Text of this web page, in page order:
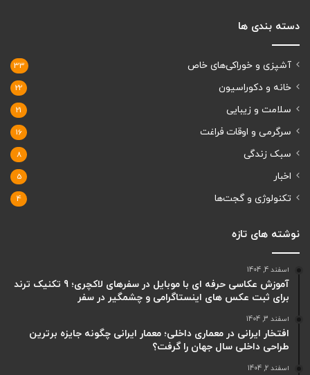
دسته بندی ها
آشپزی و خوراکی‌های خاص 33
خانه و دکوراسیون 22
سلامت و زیبایی 21
سرگرمی و اوقات فراغت 16
سبک زندگی 8
اخبار 5
تکنولوژی و گجت‌ها 4
نوشته های تازه
اسفند 4, 1404
آموزش عکاسی حرفه ای با موبایل در سفرهای لاکچری؛ 9 تکنیک ترند
برای ثبت عکس های اینستاگرامی و چشمگیر در سفر
اسفند 3, 1404
افتخار ایرانی در معماری داخلی؛ معمار ایرانی چگونه جایزه برترین
طراحی داخلی سال جهان را گرفت؟
اسفند 2, 1404